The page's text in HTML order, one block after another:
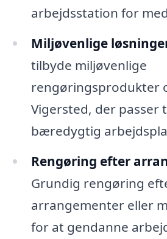
arbejdsstation for
Miljøvenlige
tilbyde miljøvenlige
rengøringsprodukter
Vigersted, der passer
bæredygtig
Rengøring efter
Grundig rengøring
arrangementer eller
for at gendanne